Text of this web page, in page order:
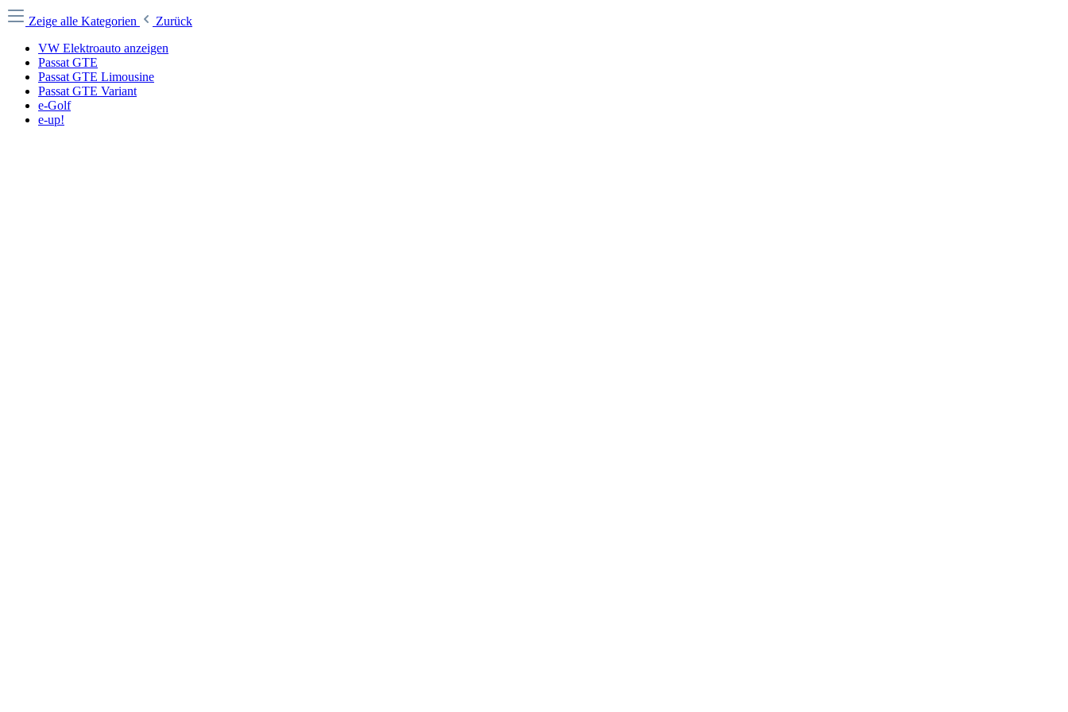
Zeige alle Kategorien
Zurück
VW Elektroauto anzeigen
Passat GTE
Passat GTE Limousine
Passat GTE Variant
e-Golf
e-up!